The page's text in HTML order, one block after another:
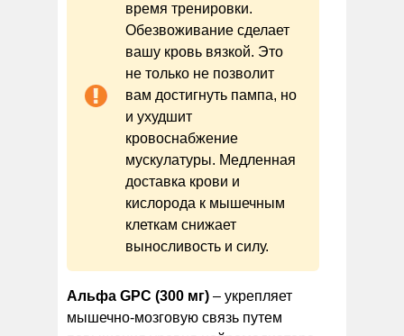
время тренировки.
Обезвоживание сделает
вашу кровь вязкой. Это
не только не позволит
вам достигнуть пампа, но
и ухудшит
кровоснабжение
мускулатуры. Медленная
доставка крови и
кислорода к мышечным
клеткам снижает
выносливость и силу.
Альфа GPC (300 мг) – укрепляет
мышечно-мозговую связь путем